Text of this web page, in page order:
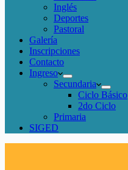
Inglés
Deportes
Pastoral
Galería
Inscripciones
Contacto
Ingreso
Secundaria
Ciclo Básico
2do Ciclo
Primaria
SIGED